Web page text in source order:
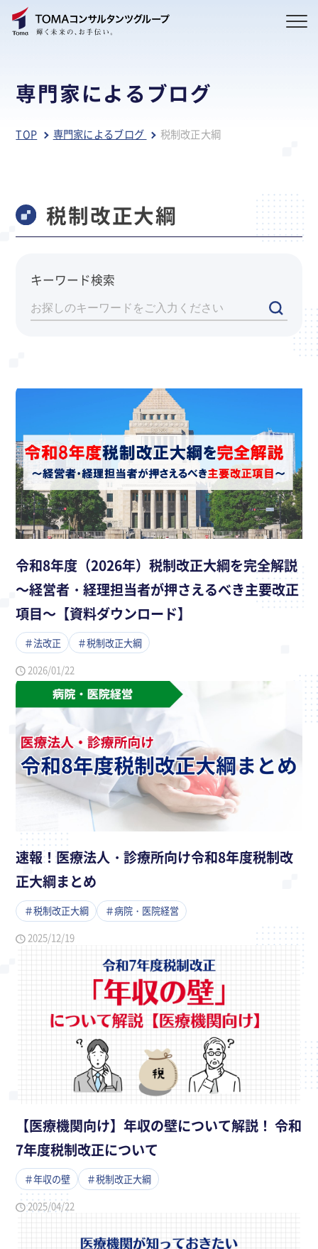
専門家によるブログ
TOP 専門家によるブログ 税制改正大綱
税制改正大綱
キーワード検索
令和8年度（2026年）税制改正大綱を完全解説
～経営者・経理担当者が押さえるべき主要改正
項目～【資料ダウンロード】
＃法改正 ＃税制改正大綱
2026/01/22
速報！医療法人・診療所向け令和8年度税制改
正大綱まとめ
＃税制改正大綱 ＃病院・医院経営
2025/12/19
【医療機関向け】年収の壁について解説！ 令和
7年度税制改正について
＃年収の壁 ＃税制改正大綱
2025/04/22